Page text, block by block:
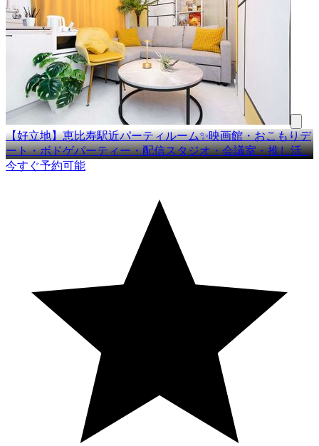
【好立地】恵比寿駅近パーティルーム✨映画館・おこもりデ
ート・ボドゲパーティー・配信スタジオ・会議室・推し活…
今すぐ予約可能